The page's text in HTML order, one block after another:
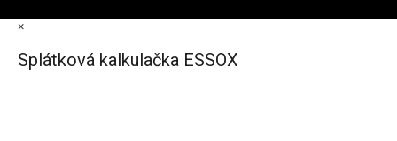
×
Splátková kalkulačka ESSOX